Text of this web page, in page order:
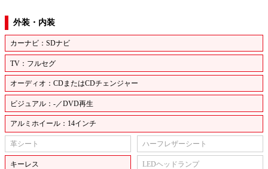
外装・内装
カーナビ：SDナビ
TV：フルセグ
オーディオ：CDまたはCDチェンジャー
ビジュアル：-／DVD再生
アルミホイール：14インチ
革シート ハーフレザーシート
キーレス LEDヘッドランプ